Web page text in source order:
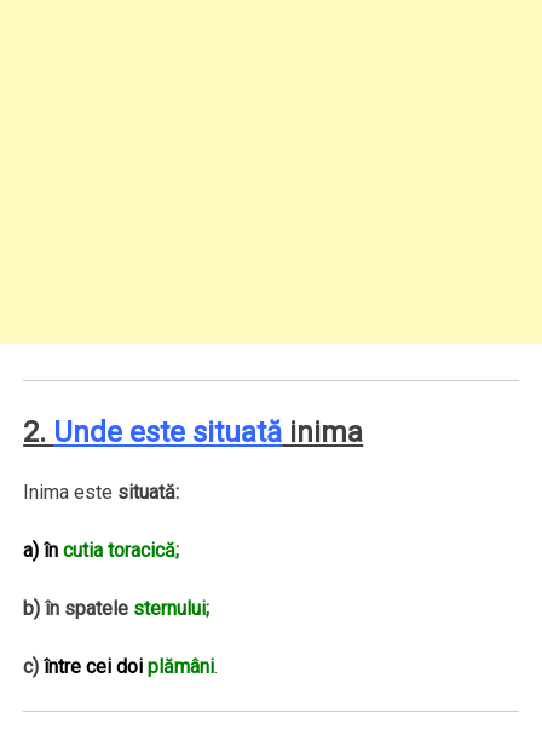
2. Unde este situată inima
Inima este situată:
a) în cutia toracică;
b) în spatele sternului;
c)între cei doi plămâni.